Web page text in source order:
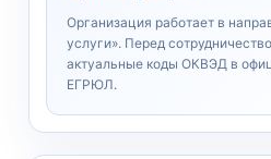
Организация работает в
услуги». Перед
актуальные коды ОКВЭД в
ЕГРЮЛ.